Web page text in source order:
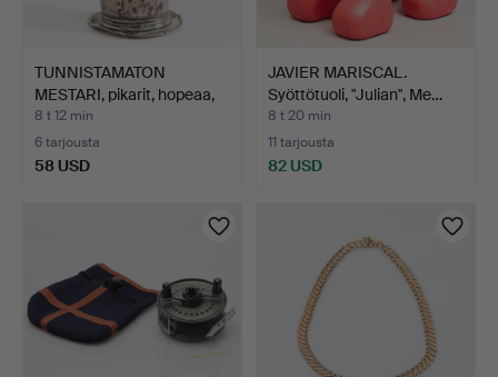
TUNNISTAMATON
MESTARI, pikarit, hopeaa,
le…
8 t 12 min
6 tarjousta
58 USD
JAVIER MARISCAL.
Syöttötuoli, "Julian", Me…
8 t 20 min
11 tarjousta
82 USD